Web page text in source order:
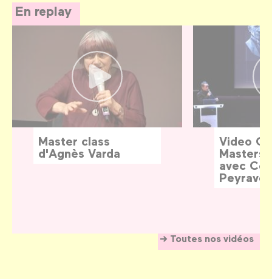
En replay
Toutes nos vidéos
Master class
d'Agnès Varda
Video
avec